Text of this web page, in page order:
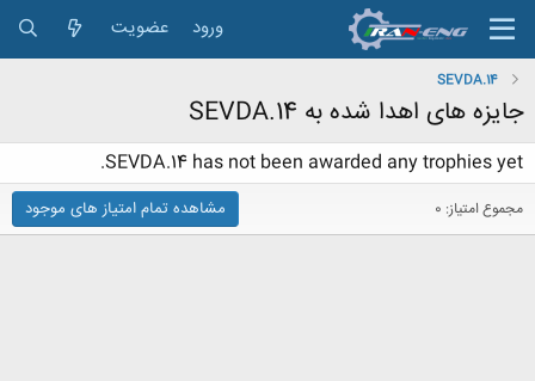
ورود عضویت
SEVDA.14
جایزه های اهدا شده به SEVDA.14
SEVDA.14 has not been awarded any trophies yet.
مجموع امتیاز: 0 مشاهده تمام امتیاز های موجود